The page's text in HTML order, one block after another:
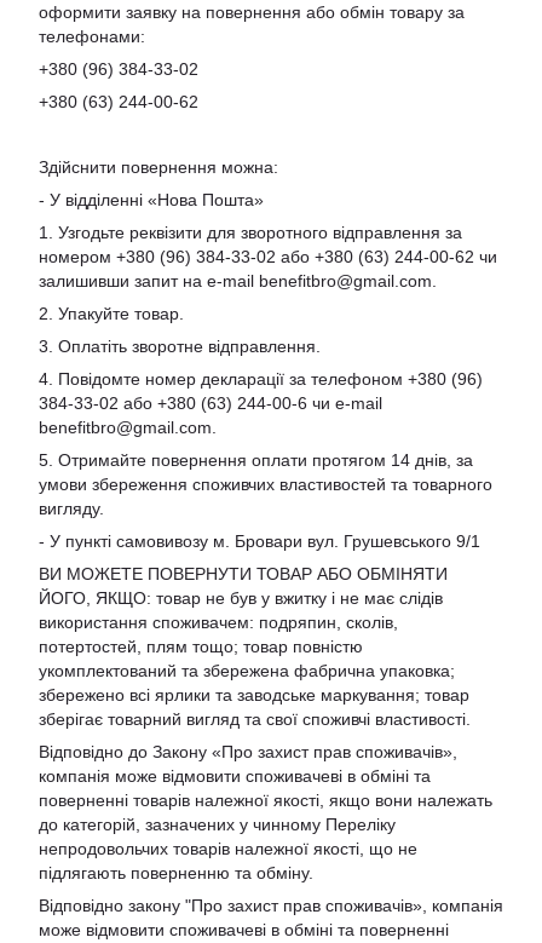
оформити заявку на повернення або обмін товару за
телефонами:
+380 (96) 384-33-02
+380 (63) 244-00-62
Здійснити повернення можна:
- У відділенні «Нова Пошта»
1. Узгодьте реквізити для зворотного відправлення за
номером +380 (96) 384-33-02 або +380 (63) 244-00-62 чи
залишивши запит на e-mail benefitbro@gmail.com
2. Упакуйте товар.
3. Оплатіть зворотне відправлення.
4. Повідомте номер декларації за телефоном +380 (96)
384-33-02 або +380 (63) 244-00-6 чи e-mail
benefitbro@gmail.com
5. Отримайте повернення оплати протягом 14 днів, за
умови збереження споживчих властивостей та товарного
вигляду.
- У пункті самовивозу м. Бровари вул. Грушевського 9/1
ВИ МОЖЕТЕ ПОВЕРНУТИ ТОВАР АБО ОБМІНЯТИ
ЙОГО, ЯКЩО: товар не був у вжитку і не має слідів
використання споживачем: подряпин, сколів,
потертостей, плям тощо; товар повністю
укомплектований та збережена фабрична упаковка;
збережено всі ярлики та заводське маркування; товар
зберігає товарний вигляд та свої споживчі властивості.
Відповідно до Закону «Про захист прав споживачів»,
компанія може відмовити споживачеві в обміні та
поверненні товарів належної якості, якщо вони належать
до категорій, зазначених у чинному Переліку
непродовольчих товарів належної якості, що не
підлягають поверненню та обміну.
Відповідно закону "Про захист прав споживачів» , компанія
може відмовити споживачеві в обміні та поверненні